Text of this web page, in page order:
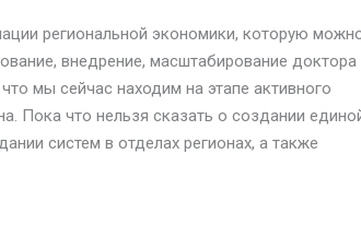
региональной экономики, которую
внедрение, масштабирование доктора
мы сейчас находим на этапе активного
Пока что нельзя сказать о создании
систем в отделах регионах, а также